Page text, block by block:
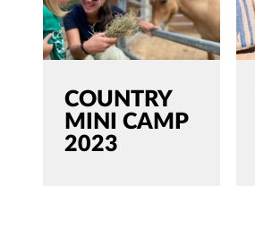
COUNTRY
MINI CAMP
2023